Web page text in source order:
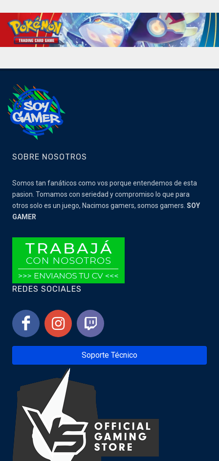
SOBRE NOSOTROS
Somos tan fanáticos como vos porque entendemos de esta
pasion. Tomamos con seriedad y compromiso lo que para
otros solo es un juego, Nacimos gamers, somos gamers. SOY
GAMER
REDES SOCIALES
Soporte Técnico